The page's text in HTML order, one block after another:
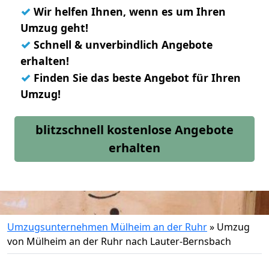
✓ Wir helfen Ihnen, wenn es um Ihren
Umzug geht!
✓ Schnell & unverbindlich Angebote
erhalten!
✓ Finden Sie das beste Angebot für Ihren
Umzug!
blitzschnell kostenlose Angebote
erhalten
Umzugsunternehmen Mülheim an der Ruhr» Umzug
von Mülheim an der Ruhr nach Lauter-Bernsbach